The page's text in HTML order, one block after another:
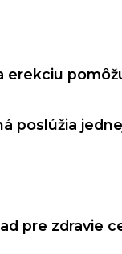
poslúžia
pre zdravie